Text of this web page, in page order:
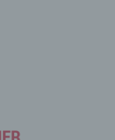
durch
in dem das
es den
individuellen
zu
kann